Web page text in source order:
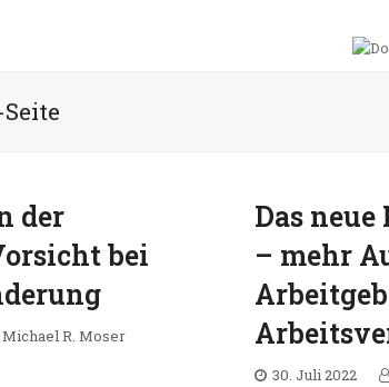
der
bei
Michael R. Moser
Das
– mehr
30. Juli 2022